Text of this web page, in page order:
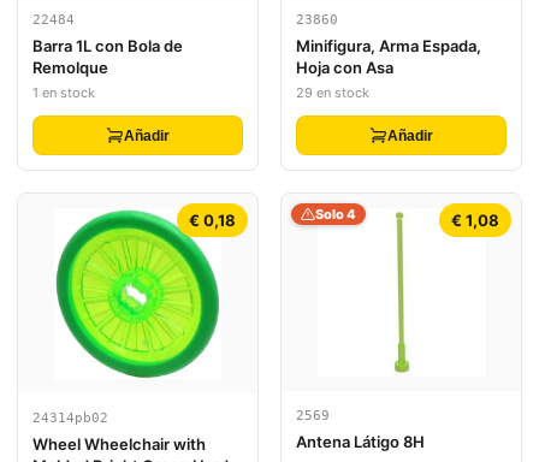
22484
Barra 1L con Bola de
Remolque
1 en stock
Añadir
23860
Minifigura, Arma Espada,
Hoja con Asa
29 en stock
Añadir
€ 0,18
24314pb02
Wheel Wheelchair with
€ 1,08
Solo 4
2569
Antena Látigo 8H